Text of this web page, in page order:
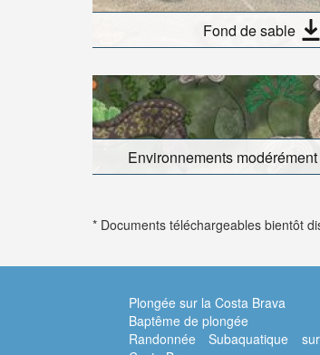
Fond de sable
Environnements
* Documents téléchargeables bientôt
Plongée sur la Costa Brava
Baptême de plongée
Randonnée Subaquatique